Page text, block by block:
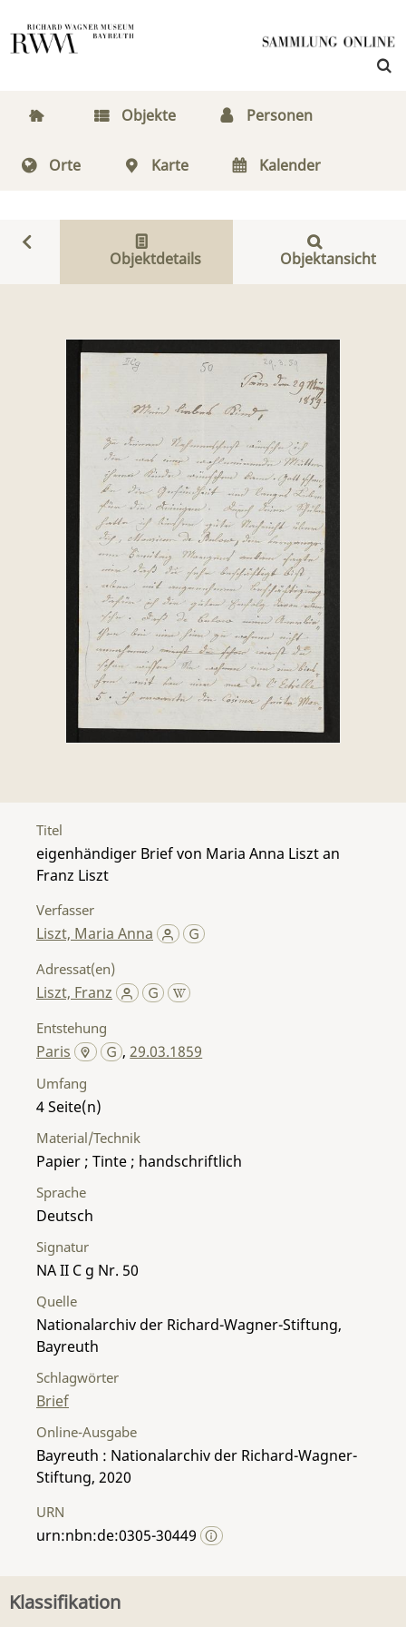
Objekte Personen
Orte Karte Kalender
Objektdetails Objektansicht
Titel
eigenhändiger Brief von Maria Anna Liszt an
Franz Liszt
Verfasser
Liszt, Maria Anna
Adressat(en)
Liszt, Franz
Entstehung
Paris ,29.03.1859
Umfang
4
Material/Technik
Papier ; Tinte ; handschriftlich
Sprache
Deutsch
Signatur
NA II C g Nr. 50
Quelle
Nationalarchiv der Richard-Wagner-Stiftung,
Bayreuth
Schlagwörter
Brief
Online-Ausgabe
Bayreuth : Nationalarchiv der Richard-Wagner-
Stiftung, 2020
URN
urn:nbn:de:0305-30449
Klassifikation